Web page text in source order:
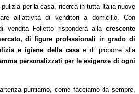
per la casa, ricerca in tutta Italia nuove
all’attività di venditori a domicilio. Con
vendita Folletto risponderà alla crescente
di figure professionali in grado di
e igiene della casae di proporre alla
personalizzati per le esigenze di ogni
puntiamo, come facciamo da sempre,